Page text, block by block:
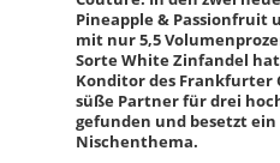
Pineapple & Passionfruit
mit nur 5,5
Sorte White Zinfandel
Konditor des Frankfurter
süße Partner für drei
gefunden und besetzt ein
Nischenthema.